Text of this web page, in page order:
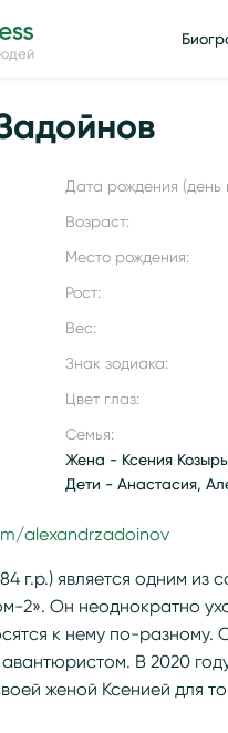
Дата рождения (день
Возраст:
Место рождения:
Рост:
Вес:
Знак зодиака:
Цвет глаз:
Семья:
Жена - Ксения
Дети - Анастасия,
alexandrzadoinov
г.р.) является одним из
2». Он неоднократно
к нему по-
В 2020
женой Ксенией для